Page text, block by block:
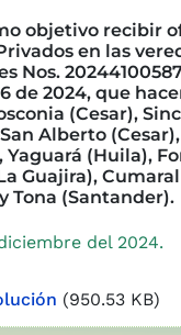
objetivo recibir
en las
Nos.
de 2024, que
(Cesar),
Alberto
(Huila),
Guajira),
Tona (Santander).
del 2024.
(950.53 KB)